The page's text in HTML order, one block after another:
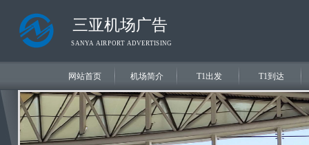
网站首页 机场简介 T1出发 T1到达